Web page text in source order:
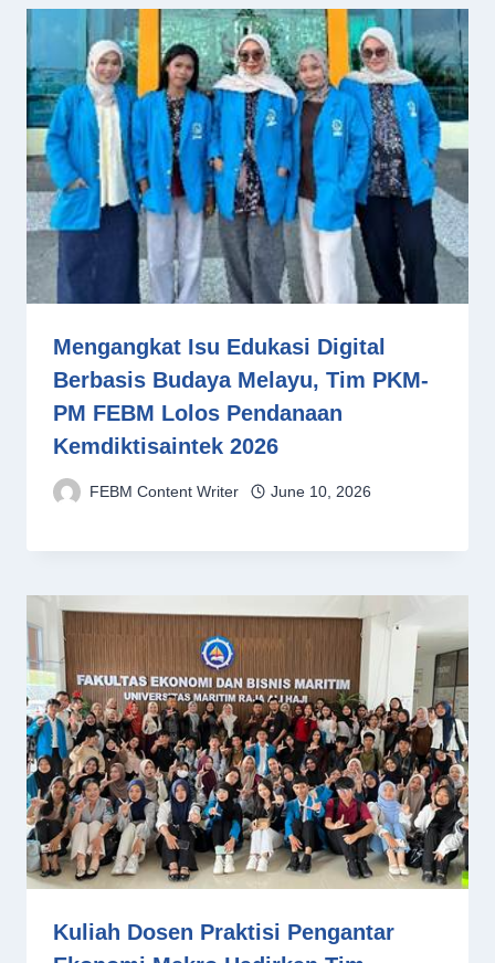
Mengangkat Isu Edukasi Digital
Berbasis Budaya Melayu, Tim PKM-
PM FEBM Lolos Pendanaan
Kemdiktisaintek 2026
FEBM Content Writer June 10, 2026
Kuliah Dosen Praktisi Pengantar